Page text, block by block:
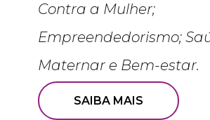
Contra a Mulher;
Empreendedorismo;
Maternar e Bem-estar.
SAIBA MAIS